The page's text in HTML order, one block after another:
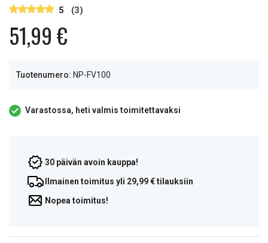
5 (3)
51,99 €
Tuotenumero: NP-FV100
Varastossa, heti valmis toimitettavaksi
30 päivän avoin kauppa!
Ilmainen toimitus yli 29,99 € tilauksiin
Nopea toimitus!